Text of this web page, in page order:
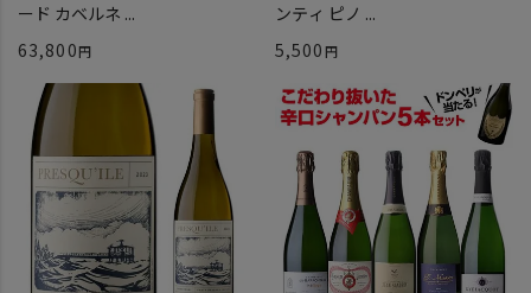
ード カベルネ ...
63,800
ンティ ピノ ...
5,500